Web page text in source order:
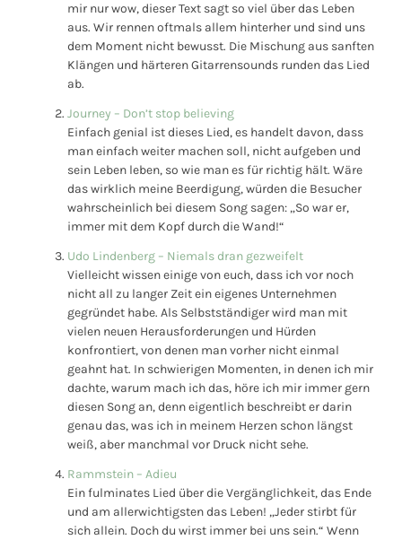
mir nur wow, dieser Text sagt so viel über das Leben
aus. Wir rennen oftmals allem hinterher und sind uns
dem Moment nicht bewusst. Die Mischung aus sanften
Klängen und härteren Gitarrensounds runden das Lied
ab.
Journey – Don’t stop believing
Einfach genial ist dieses Lied, es handelt davon, dass
man einfach weiter machen soll, nicht aufgeben und
sein Leben leben, so wie man es für richtig hält. Wäre
das wirklich meine Beerdigung, würden die Besucher
wahrscheinlich bei diesem Song sagen: „So war er,
immer mit dem Kopf durch die Wand!“
Udo Lindenberg – Niemals dran gezweifelt
Vielleicht wissen einige von euch, dass ich vor noch
nicht all zu langer Zeit ein eigenes Unternehmen
gegründet habe. Als Selbstständiger wird man mit
vielen neuen Herausforderungen und Hürden
konfrontiert, von denen man vorher nicht einmal
geahnt hat. In schwierigen Momenten, in denen ich mir
dachte, warum mach ich das, höre ich mir immer gern
diesen Song an, denn eigentlich beschreibt er darin
genau das, was ich in meinem Herzen schon längst
weiß, aber manchmal vor Druck nicht sehe.
Rammstein – Adieu
Ein fulminates Lied über die Vergänglichkeit, das Ende
und am allerwichtigsten das Leben! „Jeder stirbt für
sich allein. Doch du wirst immer bei uns sein.“ Wenn